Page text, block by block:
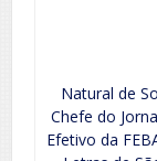
Natural de
Chefe do
Efetivo da